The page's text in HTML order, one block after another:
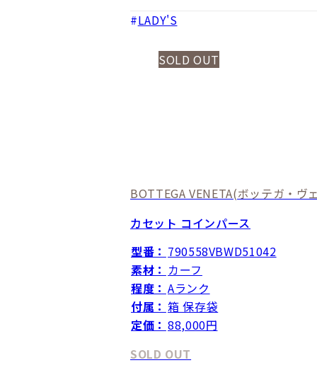
LADY'S
SOLD OUT
BOTTEGA VENETA(ボッテガ・ヴ
カセット コインパース
型番： 790558VBWD51042
素材： カーフ
程度： Aランク
付属： 箱 保存袋
定価： 88,000円
SOLD OUT